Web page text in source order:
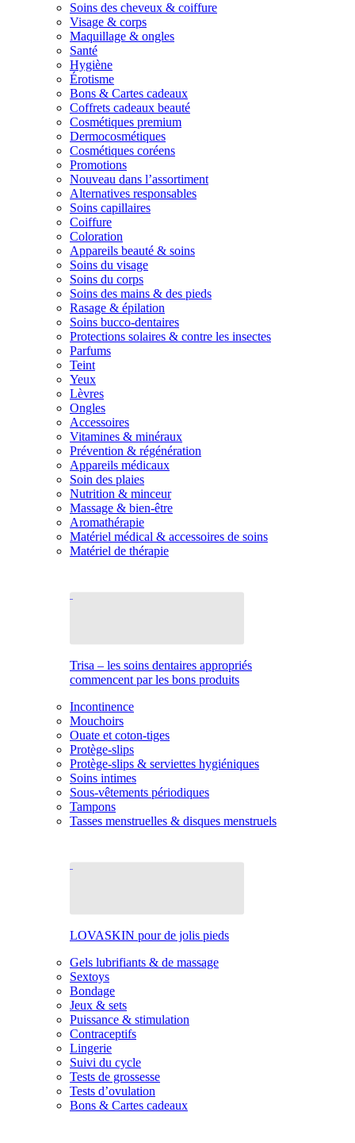
Soins des cheveux & coiffure
Visage & corps
Maquillage & ongles
Santé
Hygiène
Érotisme
Bons & Cartes cadeaux
Coffrets cadeaux beauté
Cosmétiques premium
Dermocosmétiques
Cosmétiques coréens
Promotions
Nouveau dans l’assortiment
Alternatives responsables
Soins capillaires
Coiffure
Coloration
Appareils beauté & soins
Soins du visage
Soins du corps
Soins des mains & des pieds
Rasage & épilation
Soins bucco-dentaires
Protections solaires & contre les insectes
Parfums
Teint
Yeux
Lèvres
Ongles
Accessoires
Vitamines & minéraux
Prévention & régénération
Appareils médicaux
Soin des plaies
Nutrition & minceur
Massage & bien-être
Aromathérapie
Matériel médical & accessoires de soins
Matériel de thérapie
Trisa – les soins dentaires appropriés
commencent par les bons produits
Incontinence
Mouchoirs
Ouate et coton-tiges
Protège-slips
Protège-slips & serviettes hygiéniques
Soins intimes
Sous-vêtements périodiques
Tampons
Tasses menstruelles & disques menstruels
LOVASKIN pour de jolis pieds
Gels lubrifiants & de massage
Sextoys
Bondage
Jeux & sets
Puissance & stimulation
Contraceptifs
Lingerie
Suivi du cycle
Tests de grossesse
Tests d’ovulation
Bons & Cartes cadeaux